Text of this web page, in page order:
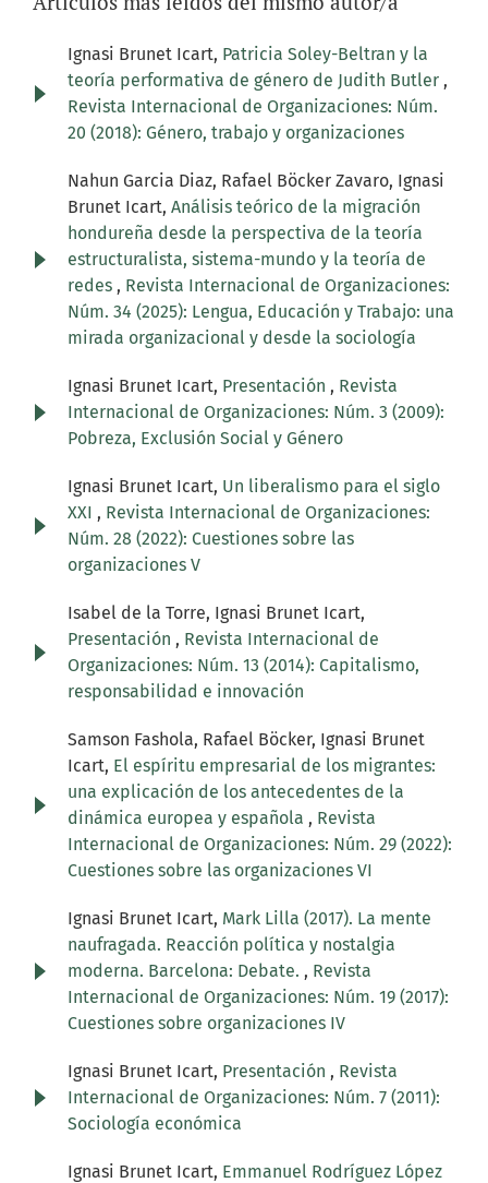
Ignasi Brunet Icart, Patricia Soley-Beltran y la
teoría performativa de género de Judith Butler ,
Revista Internacional de Organizaciones: Núm.
20 (2018): Género, trabajo y organizaciones
Nahun Garcia Diaz, Rafael Böcker Zavaro, Ignasi
Brunet Icart, Análisis teórico de la migración
hondureña desde la perspectiva de la teoría
estructuralista, sistema-mundo y la teoría de
redes , Revista Internacional de Organizaciones:
Núm. 34 (2025): Lengua, Educación y Trabajo: una
mirada organizacional y desde la sociología
Ignasi Brunet Icart, Presentación , Revista
Internacional de Organizaciones: Núm. 3 (2009):
Pobreza, Exclusión Social y Género
Ignasi Brunet Icart, Un liberalismo para el siglo
XXI , Revista Internacional de Organizaciones:
Núm. 28 (2022): Cuestiones sobre las
organizaciones V
Isabel de la Torre, Ignasi Brunet Icart,
Presentación , Revista Internacional de
Organizaciones: Núm. 13 (2014): Capitalismo,
responsabilidad e innovación
Samson Fashola, Rafael Böcker, Ignasi Brunet
Icart, El espíritu empresarial de los migrantes:
una explicación de los antecedentes de la
dinámica europea y española , Revista
Internacional de Organizaciones: Núm. 29 (2022):
Cuestiones sobre las organizaciones VI
Ignasi Brunet Icart, Mark Lilla (2017). La mente
naufragada. Reacción política y nostalgia
moderna. Barcelona: Debate. , Revista
Internacional de Organizaciones: Núm. 19 (2017):
Cuestiones sobre organizaciones IV
Ignasi Brunet Icart, Presentación , Revista
Internacional de Organizaciones: Núm. 7 (2011):
Sociología económica
Ignasi Brunet Icart, Emmanuel Rodríguez López